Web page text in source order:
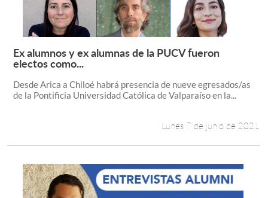
Leer más +
Ex alumnos y ex alumnas de la PUCV fueron
electos como...
Desde Arica a Chiloé habrá presencia de nueve egresados/as
de la Pontificia Universidad Católica de Valparaíso en la...
Lunes 7 de junio de 2021